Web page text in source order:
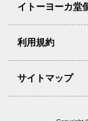
イトーヨーカ堂
利用規約
サイトマップ